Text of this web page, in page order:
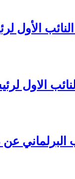
الأول
النائب
البرلماني